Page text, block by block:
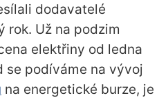
dodavatelé
rok. Už na podzim
elektřiny od ledna
se podíváme na vývoj
na energetické burze, je